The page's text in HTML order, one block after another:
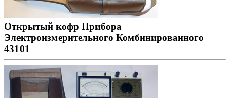
Открытый кофр Прибора
Электроизмерительного Комбинированного
43101